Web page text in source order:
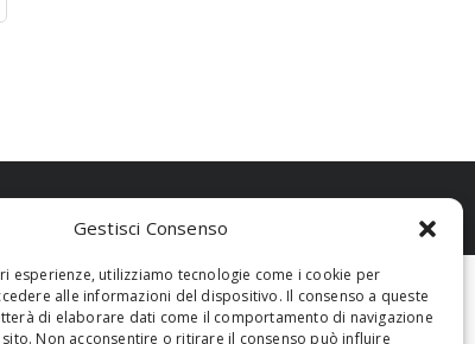
Gestisci Consenso
esperienze, utilizziamo tecnologie come i cookie per
alle informazioni del dispositivo. Il consenso a queste
di elaborare dati come il comportamento di navigazione
Non acconsentire o ritirare il consenso può influire